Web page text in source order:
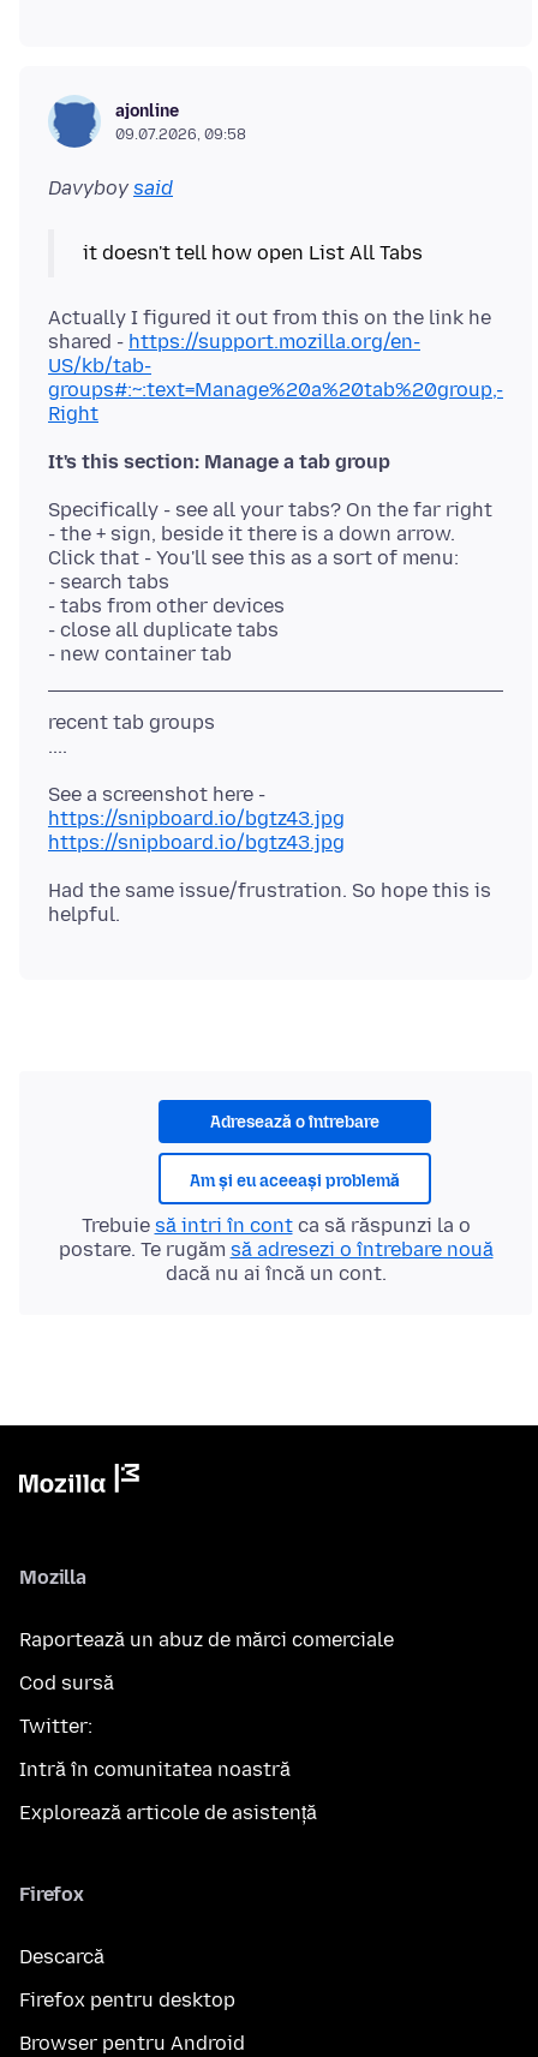
ajonline
09.07.2026, 09:58
Davyboy said
Actually I figured it out from this on the link he
shared - https://support.mozilla.org/en-
US/kb/tab-
groups#:~:text=Manage%20a%20tab%20group,-
Right
It's this section: Manage a tab group
Specifically - see all your tabs? On the far right
- the + sign, beside it there is a down arrow.
Click that - You'll see this as a sort of menu:
- search tabs
- tabs from other devices
- close all duplicate tabs
recent tab groups
See a screenshot here -
https://snipboard.io/bgtz43.jpg
https://snipboard.io/bgtz43.jpg
Had the same issue/frustration. So hope this is
Adresează o întrebare
Am și eu aceeași problemă
Trebuie să intri în contca să răspunzi la o
postare. Te rugăm să adresezi o întrebare nouă
dacă nu ai încă un cont.
Mozilla
Raportează un abuz de mărci comerciale
Cod sursă
Twitter:
Intră în comunitatea noastră
Explorează articole de asistență
Firefox
Descarcă
Firefox pentru desktop
Browser pentru Android